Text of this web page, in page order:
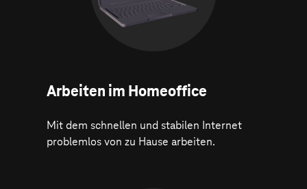
Arbeiten im Homeoffice
Mit dem schnellen und stabilen Internet
problemlos von zu Hause arbeiten.